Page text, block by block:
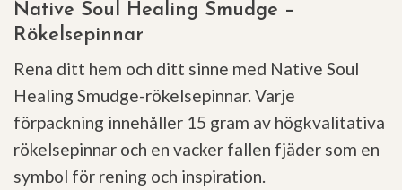
Native Soul Healing Smudge –
Rökelsepinnar
Rena ditt hem och ditt sinne med Native Soul
Healing Smudge-rökelsepinnar. Varje
förpackning innehåller 15 gram av högkvalitativa
rökelsepinnar och en vacker fallen fjäder som en
symbol för rening och inspiration.